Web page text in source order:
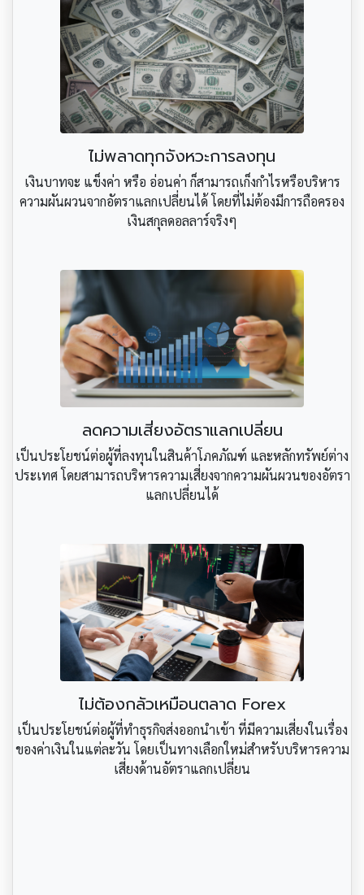
ไม่พลาดทุกจังหวะการลงทุน
เงินบาทจะ แข็งค่า หรือ อ่อนค่า ก็สามารถเก็งกำไรหรือบริหาร
ความผันผวนจากอัตราแลกเปลี่ยนได้ โดยที่ไม่ต้องมีการถือครอง
เงินสกุลดอลลาร์จริงๆ
ลดความเสี่ยงอัตราแลกเปลี่ยน
เป็นประโยชน์ต่อผู้ที่ลงทุนในสินค้าโภคภัณฑ์ และหลักทรัพย์ต่าง
ประเทศ โดยสามารถบริหารความเสี่ยงจากความผันผวนของอัตรา
แลกเปลี่ยนได้
ไม่ต้องกลัวเหมือนตลาด Forex
เป็นประโยชน์ต่อผู้ที่ทำธุรกิจส่งออกนำเข้า ที่มีความเสี่ยงในเรื่อง
ของค่าเงินในแต่ละวัน โดยเป็นทางเลือกใหม่สำหรับบริหารความ
เสี่ยงด้านอัตราแลกเปลี่ยน